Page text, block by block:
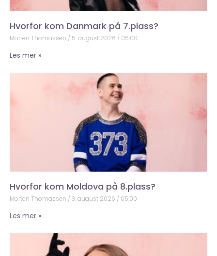
Hvorfor kom Danmark på 7.plass?
Morten Thomassen 5. august 2026 05:00
Les mer »
Hvorfor kom Moldova på 8.plass?
Morten Thomassen 3. august 2026 05:00
Les mer »